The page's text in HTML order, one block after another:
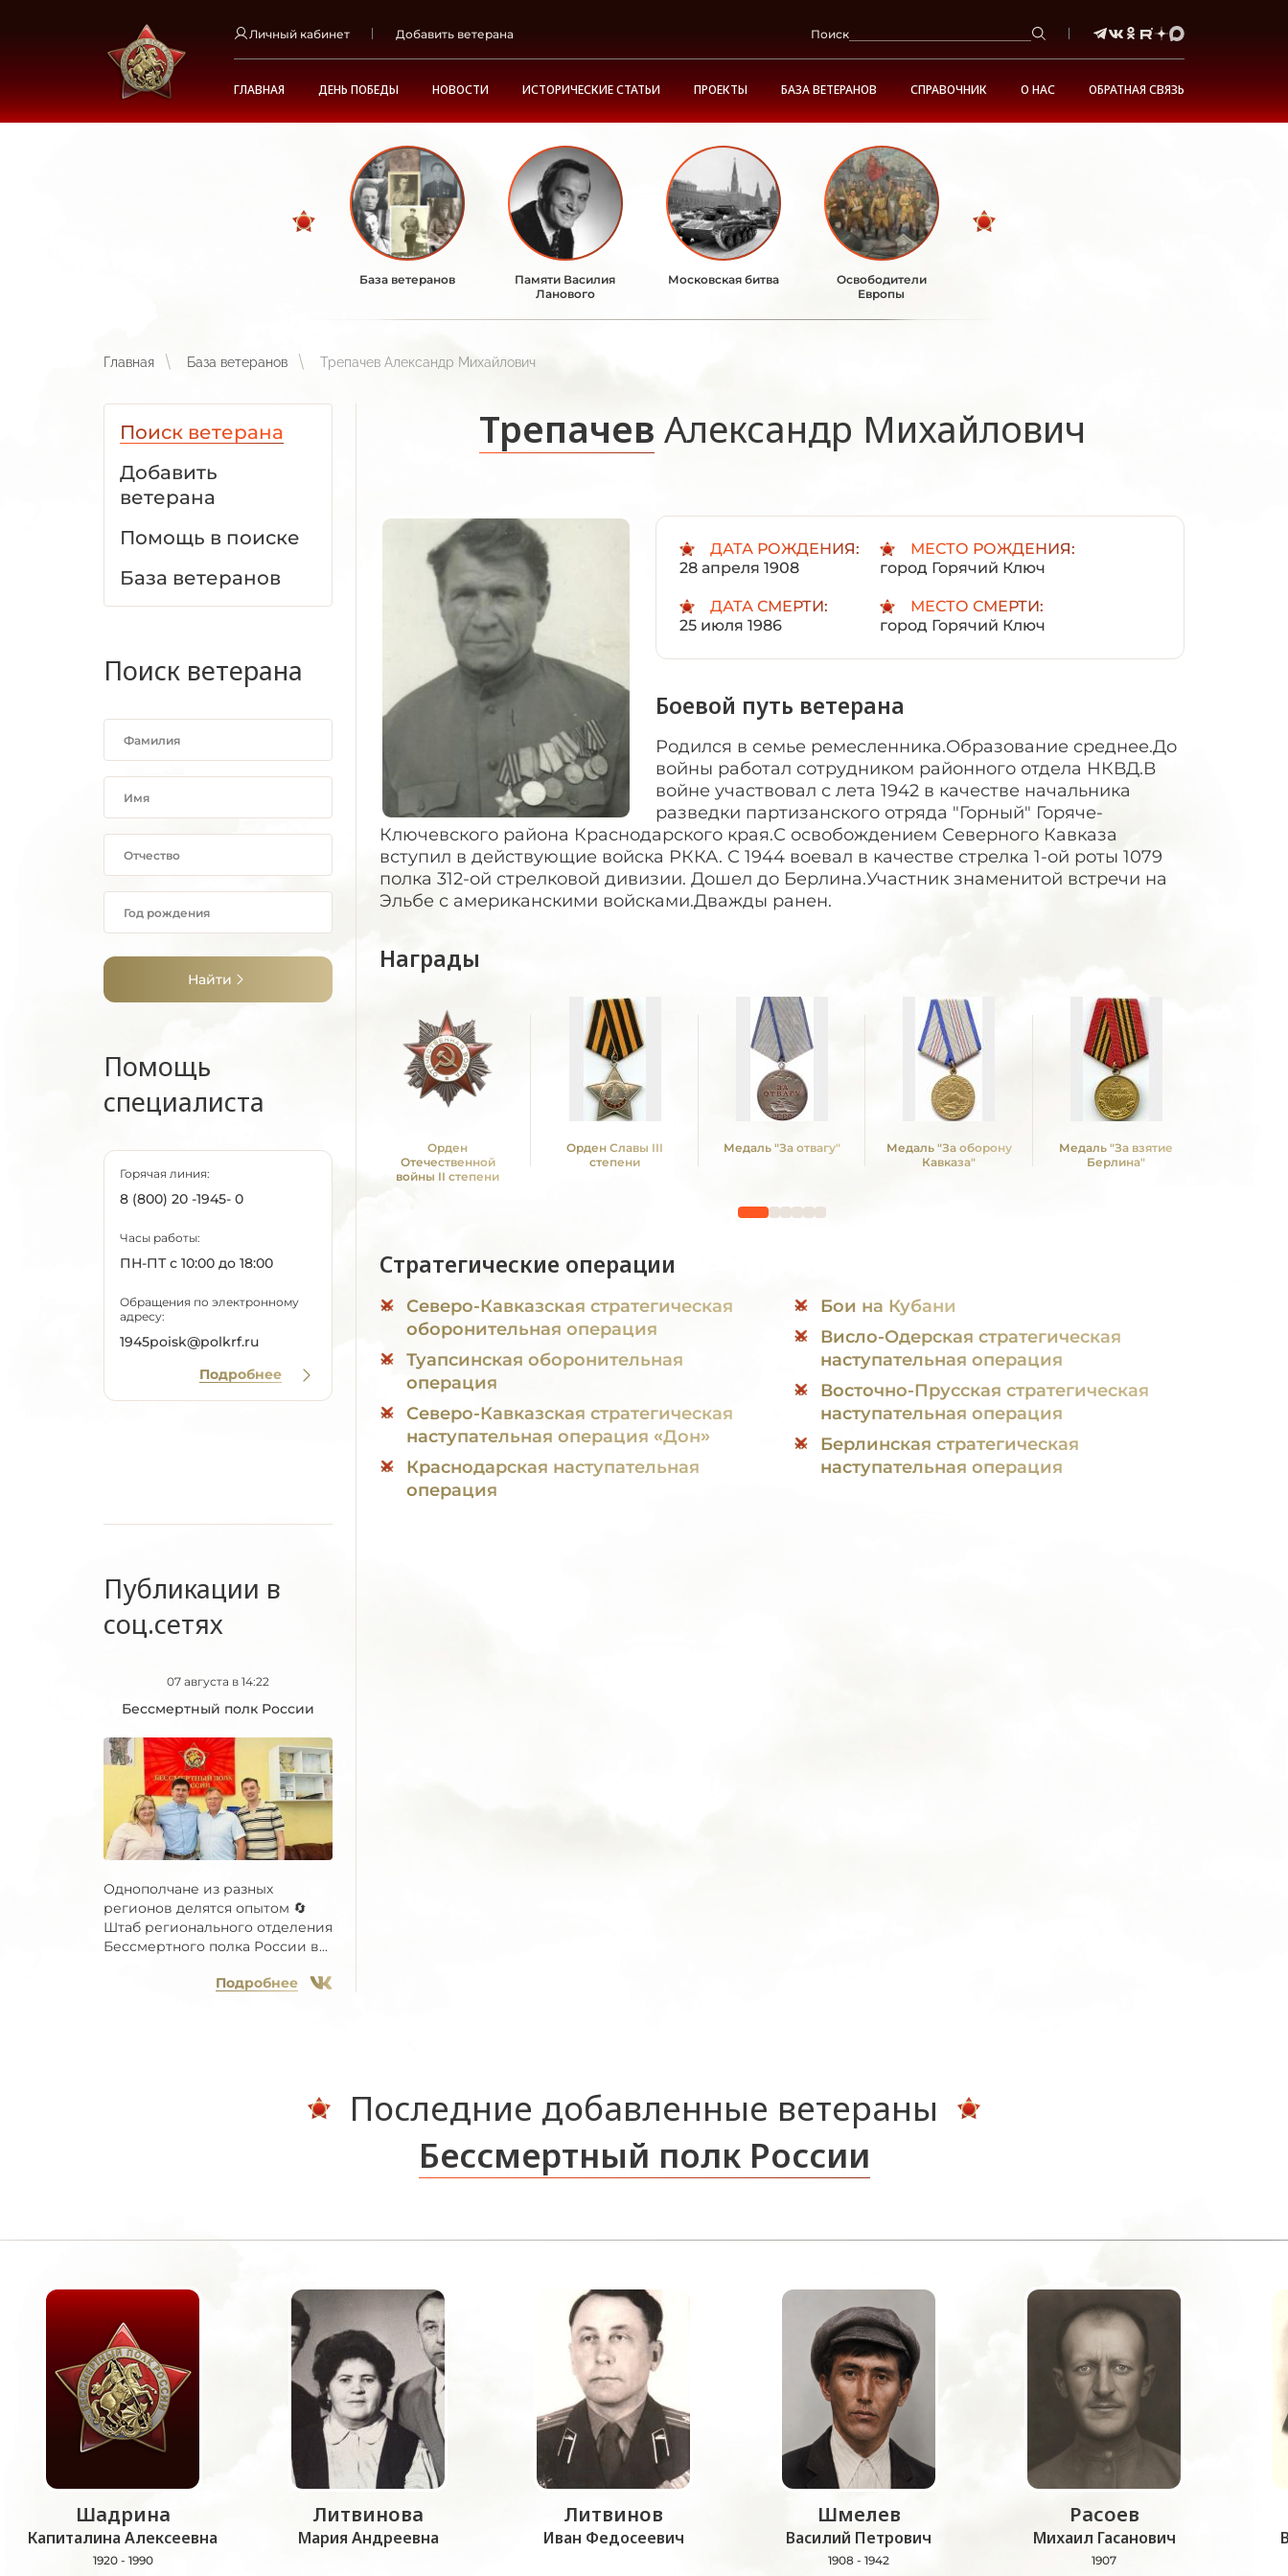
Личный кабинет Добавить ветерана Поиск
ГЛАВНАЯ ДЕНЬ ПОБЕДЫ НОВОСТИ ИСТОРИЧЕСКИЕ СТАТЬИ ПРОЕКТЫ БАЗА ВЕТЕРАНОВ СПРАВОЧНИК О НАС ОБРАТНАЯ СВЯЗЬ
База ветеранов
Памяти Василия
Ланового
Московская битва
Освободители
Европы
Главная База ветеранов Трепачев Александр Михайлович
Поиск ветерана
Добавить
ветерана
Помощь в поиске
База ветеранов
Поиск ветерана
Найти
Помощь
специалиста
Горячая линия:
8 (800) 20 -1945- 0
Часы работы:
ПН-ПТ с 10:00 до 18:00
Обращения по электронному
адресу:
1945poisk@polkrf.ru
Подробнее
Публикации в
соц.сетях
07 августа в 14:22
Бессмертный полк России
Однополчане из разных
регионов делятся опытом 🔄
Штаб регионального отделения
Бессмертного полка России в...
Подробнее
Трепачев Александр Михайлович
ДАТА РОЖДЕНИЯ:
28 апреля 1908
МЕСТО РОЖДЕНИЯ:
город Горячий Ключ
ДАТА СМЕРТИ:
25 июля 1986
МЕСТО СМЕРТИ:
город Горячий Ключ
Боевой путь ветерана
Родился в семье ремесленника.Образование среднее.До
войны работал сотрудником районного отдела НКВД.В
войне участвовал с лета 1942 в качестве начальника
разведки партизанского отряда "Горный" Горяче-
Ключевского района Краснодарского края.С освобождением Северного Кавказа
вступил в действующие войска РККА. С 1944 воевал в качестве стрелка 1-ой роты 1079
полка 312-ой стрелковой дивизии. Дошел до Берлина.Участник знаменитой встречи на
Эльбе с американскими войсками.Дважды ранен.
Награды
Орден
Отечественной
войны II степени
Орден Славы III
степени
Медаль "За отвагу"
Медаль "За оборону
Кавказа"
Медаль "За взятие
Берлина"
Стратегические операции
Северо-Кавказская стратегическая
оборонительная операция
Туапсинская оборонительная
операция
Северо-Кавказская стратегическая
наступательная операция «Дон»
Краснодарская наступательная
операция
Бои на Кубани
Висло-Одерская стратегическая
наступательная операция
Восточно-Прусская стратегическая
наступательная операция
Берлинская стратегическая
наступательная операция
Последние добавленные ветераны
Бессмертный полк России
Шадрина
Капиталина Алексеевна
1920 - 1990
Литвинова
Мария Андреевна
Литвинов
Иван Федосеевич
Шмелев
Василий Петрович
1908 - 1942
Расоев
Михаил Гасанович
1907